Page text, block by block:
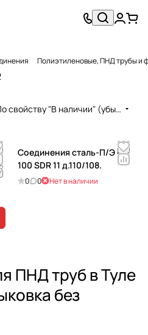
Полиэтиленовые, ПНД трубы и
По свойству "В наличии" (убывание)
Соединения сталь-П/Э ПЭ
100 SDR 11 д.110/108.
0 0 Нет в наличии
ПНД труб в Туле
без